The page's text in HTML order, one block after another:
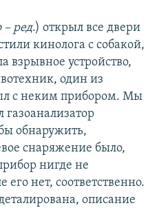
– ред.) открыл все двери
кинолога с собакой,
взрывное устройство,
один из
с неким прибором. Мы
газоанализатор
обнаружить,
снаряжение было,
нигде не
его нет, соответственно.
описание